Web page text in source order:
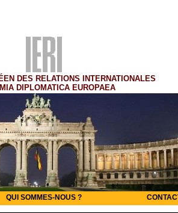
DES RELATIONS INTERNATIONALES
DIPLOMATICA EUROPAEA
QUI SOMMES-NOUS ?